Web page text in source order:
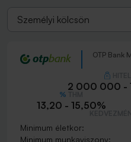
Személyi kölcsön
OTP Bank
2 000 000 -
13,20 - 15,50%
Minimum életkor:
Minimum munkaviszony: